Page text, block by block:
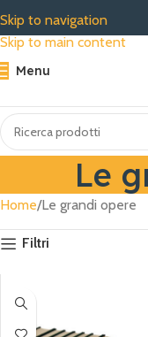
Skip to navigation
Skip to main content
Menu
Le
Home Le grandi opere
Filtri